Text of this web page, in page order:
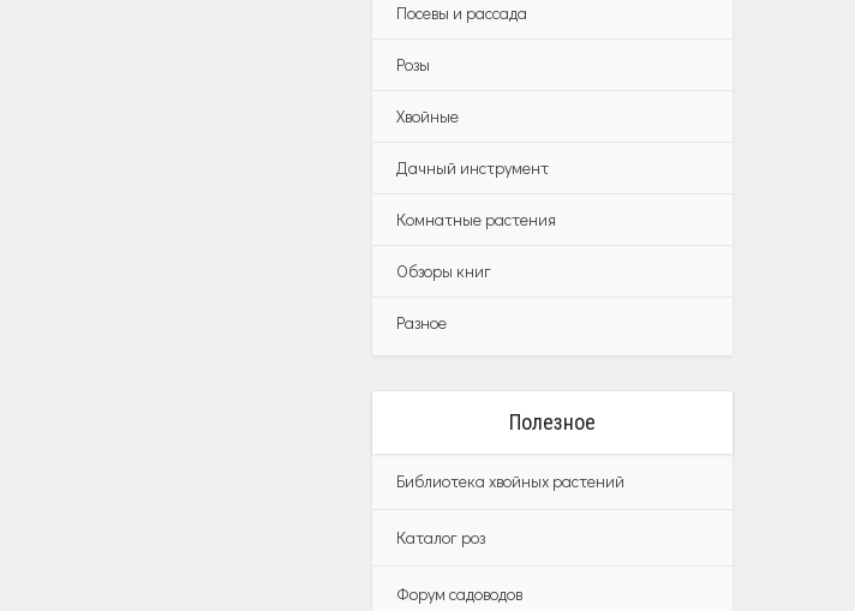
Посевы и рассада
Розы
Хвойные
Дачный инструмент
Комнатные растения
Обзоры книг
Разное
Полезное
Библиотека хвойных растений
Каталог роз
Форум садоводов